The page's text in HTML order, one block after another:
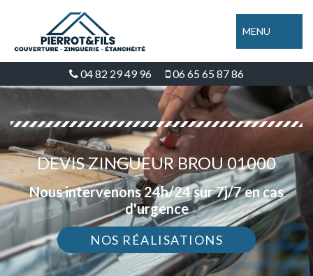
MENU
04 82 29 49 96 06 65 65 87 86
DEVIS ZINGUEUR BROU 01000
Nous intervenons 24h/24 sur 7j/7 en cas
d'urgence
NOS RÉALISATIONS